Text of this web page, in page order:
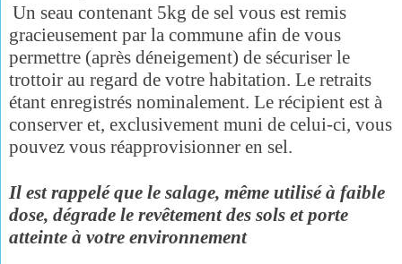
Un seau contenant 5kg de sel vous est remis
gracieusement par la commune afin de vous
permettre (après déneigement) de sécuriser le
trottoir au regard de votre habitation. Le retraits
étant enregistrés nominalement. Le récipient est à
conserver et, exclusivement muni de celui-ci, vous
pouvez vous réapprovisionner en sel.
Il est rappelé que le salage, même utilisé à faible
dose, dégrade le revêtement des sols et porte
atteinte à votre environnement